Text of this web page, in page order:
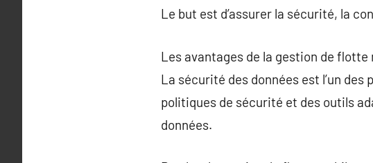
Le but est d’assurer la sécurité, la
Les avantages de la gestion de flotte
La sécurité des données est l’un
politiques de sécurité et des outils
données.